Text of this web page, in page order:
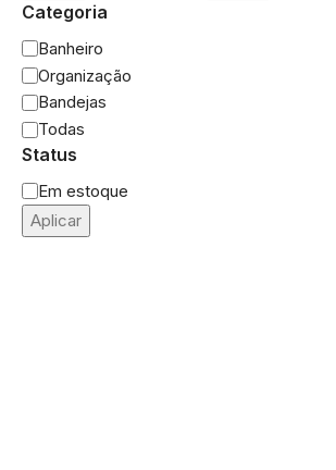
Categoria
Banheiro
Organização
Bandejas
Todas
Status
Em estoque
Aplicar